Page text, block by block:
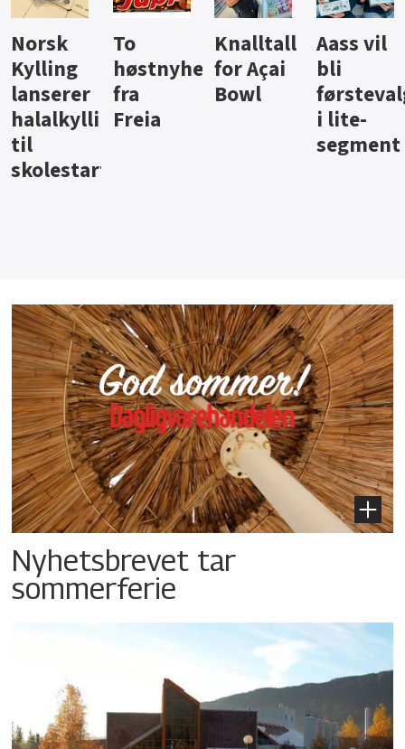
Knalltall
for Açai
Bowl
Aass vil
bli
førstevalg
i lite-
Brus og
jus fra
Berentsen
Hard
iste fra
Hansa
Nyhetsbrevet tar
sommerferie